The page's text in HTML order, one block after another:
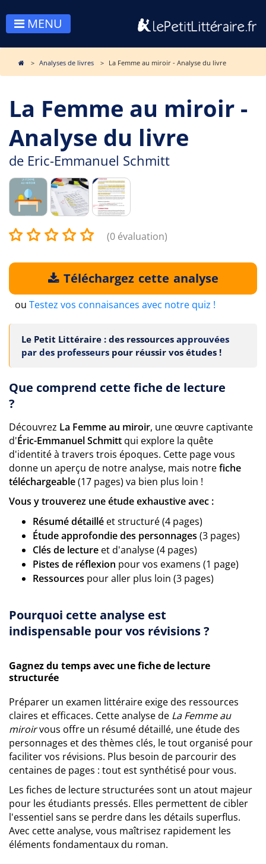
MENU
Analyses de livres La Femme au miroir - Analyse du livre
La Femme au miroir -
Analyse du livre
de Eric-Emmanuel Schmitt
(0 évaluation)
Téléchargez cette analyse
ou Testez vos connaisances avec notre quiz !
Le Petit Littéraire : des ressources approuvées
par des professeurs pour réussir vos études !
Que comprend cette fiche de lecture
?
Découvrez La Femme au miroir, une œuvre captivante
d'Éric-Emmanuel Schmitt qui explore la quête
d'identité à travers trois époques. Cette page vous
donne un aperçu de notre analyse, mais notrefiche
téléchargeable(17 pages) va bien plus loin !
Vous y trouverez une étude exhaustive avec :
Résumé détaillé et structuré (4 pages)
Étude approfondie des personnages (3 pages)
Clés de lecture et d'analyse (4 pages)
Pistes de réflexion pour vos examens (1 page)
Ressources pour aller plus loin (3 pages)
Pourquoi cette analyse est
indispensable pour vos révisions ?
Gagnez du temps avec une fiche de lecture
structurée
Préparer un examen littéraire exige des ressources
claires et efficaces. Cette analyse de La Femme au
miroirvous offre un résumé détaillé, une étude des
personnages et des thèmes clés, le tout organisé pour
faciliter vos révisions. Plus besoin de parcourir des
centaines de pages : tout est synthétisé pour vous.
Les fiches de lecture structurées sont un atout majeur
pour les étudiants pressés. Elles permettent de cibler
l'essentiel sans se perdre dans les détails superflus.
Avec cette analyse, vous maîtrisez rapidement les
éléments fondamentaux du roman.